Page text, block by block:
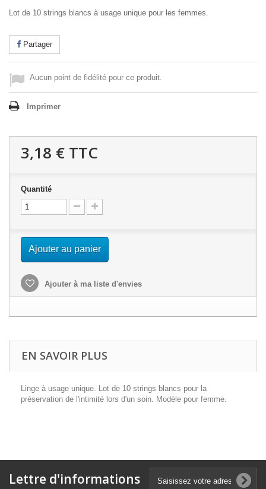
Lot de 10 strings blancs à usage unique pour les femmes.
Partager
Aucun point de fidélité pour ce produit.
Imprimer
3,18 € TTC
Quantité
Ajouter au panier
Ajouter à ma liste d'envies
EN SAVOIR PLUS
Linge à usage unique. Lot de 10 strings blancs pour la
préservation de l'intimité lors d'un soin. Modèle pour femme.
Lettre d'informations